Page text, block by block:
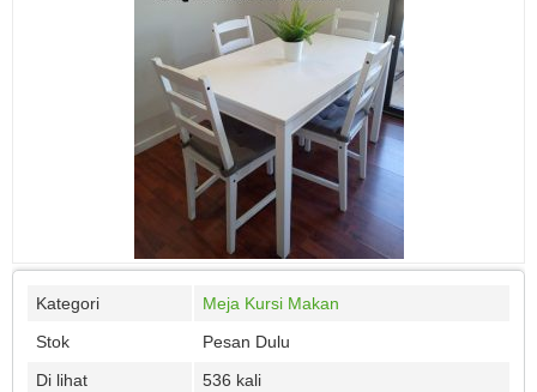
Kategori
Meja Kursi Makan
Stok
Pesan Dulu
Di lihat
536 kali